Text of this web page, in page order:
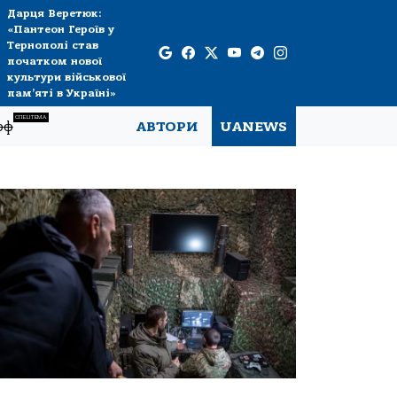
Дарця Веретюк:
«Пантеон Героїв у
Тернополі став
початком нової
культури військової
пам’яті в Україні»
СПЕЦТЕМА
АВТОРИ UANEWS